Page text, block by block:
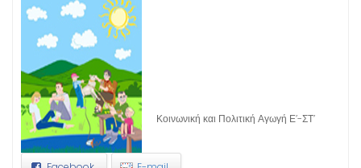
Κοινωνική και Πολιτική Αγωγή Ε’-ΣΤ’